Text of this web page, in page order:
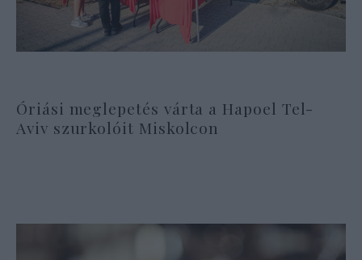
Óriási meglepetés várta a Hapoel Tel-
Aviv szurkolóit Miskolcon